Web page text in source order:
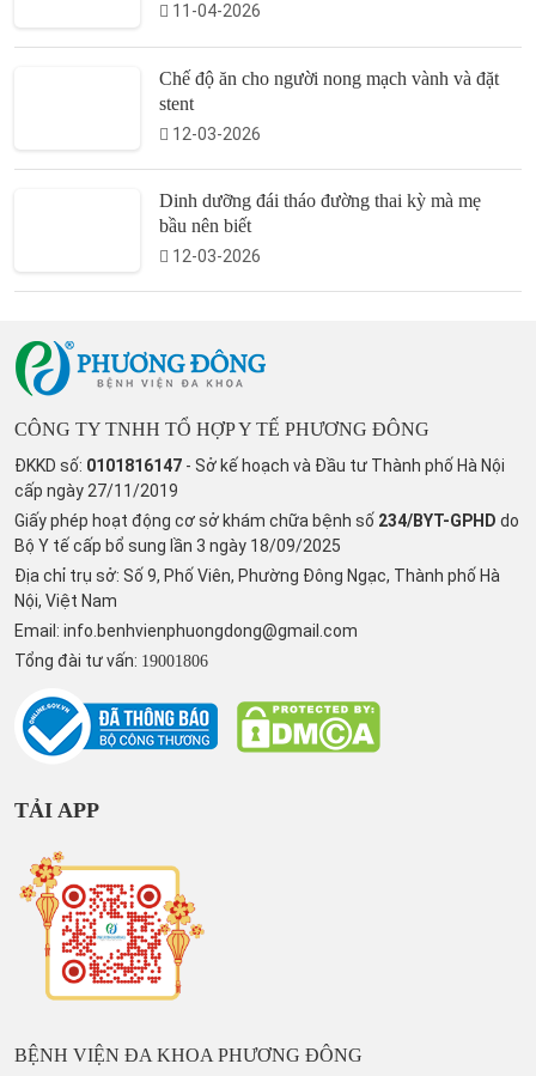
11-04-2026
Chế độ ăn cho người nong mạch vành và đặt
stent
12-03-2026
Dinh dưỡng đái tháo đường thai kỳ mà mẹ
bầu nên biết
12-03-2026
CÔNG TY TNHH TỔ HỢP Y TẾ PHƯƠNG ĐÔNG
ĐKKD số: 0101816147 - Sở kế hoạch và Đầu tư Thành phố Hà Nội
cấp ngày 27/11/2019
Giấy phép hoạt động cơ sở khám chữa bệnh số 234/BYT-GPHD do
Bộ Y tế cấp bổ sung lần 3 ngày 18/09/2025
Địa chỉ trụ sở: Số 9, Phố Viên, Phường Đông Ngạc, Thành phố Hà
Nội, Việt Nam
Email: info.benhvienphuongdong@gmail.com
Tổng đài tư vấn: 19001806
TẢI APP
BỆNH VIỆN ĐA KHOA PHƯƠNG ĐÔNG